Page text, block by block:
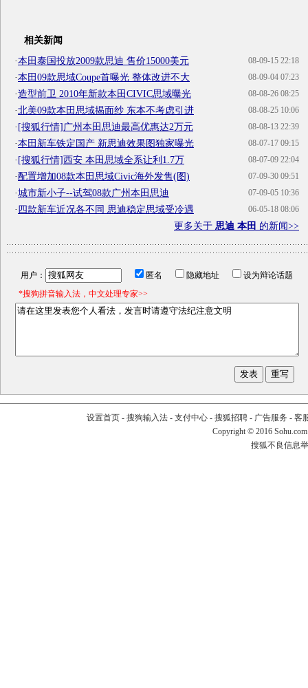
相关新闻
08-09-15 22:18
·本田泰国投放2009款思迪 售价15000美元
08-09-04 07:23
·本田09款思域Coupe首曝光 整体改进不大
08-08-26 08:25
·造型前卫 2010年新款本田CIVIC思域曝光
08-08-25 10:06
·北美09款本田思域揭面纱 东本不考虑引进
08-08-13 22:39
·[搜狐行情]广州本田思迪最高优惠达2万元
08-07-17 09:15
·本田新车铁定国产 新思迪效果图独家曝光
08-07-09 22:04
·[搜狐行情]西安 本田思域全系让利1.7万
07-09-30 09:51
·配置增加08款本田思域Civic海外发售(图)
07-09-05 10:36
·城市新小子--试驾08款广州本田思迪
06-05-18 08:06
·四款新车近况各不同 思迪稳定思域受冷遇
更多关于 思迪 本田 的新闻>>
用户： 匿名 隐藏地址
设为辩论话题
*搜狗拼音输入法，中文处理专家>>
设置首页- 搜狗输入法- 支付中心- 搜狐招聘- 广告服务 - 客
Copyright © 2016
搜狐不良信息